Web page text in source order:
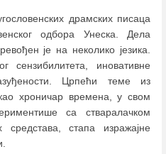
драмских писаца
одбора Унеска. Дела
је на неколико језика.
сензибилитета, иновативне
Црпећи теме из
хроничар времена, у свом
са стваралачком
средстава, стапа изражајне